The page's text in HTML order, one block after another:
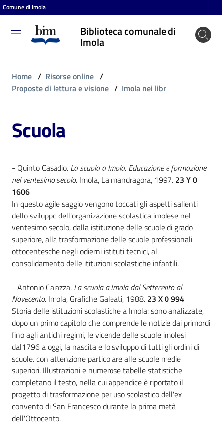
Vai al contenuto
Vai alla navigazione
Vai al footer
Comune di Imola
Biblioteca comunale di
Imola
Biblioteca
comunale
puoi
fare
Scopri
i
contenuti
online
Casa
Piani
Archivio
storico
Home / Risorse online /
Proposte di lettura e visione / Imola nei libri
Scuola
- Quinto Casadio. La scuola a Imola. Educazione e formazione
nel ventesimo secolo. Imola, La mandragora, 1997. 23 Y 0
1606
In questo agile saggio vengono toccati gli aspetti salienti
dello sviluppo dell'organizazione scolastica imolese nel
ventesimo secolo, dalla istituzione delle scuole di grado
superiore, alla trasformazione delle scuole professionali
ottocentesche negli odierni istituti tecnici, al
consolidamento delle itituzioni scolastiche infantili.
- Antonio Caiazza. La scuola a Imola dal Settecento al
Novecento. Imola, Grafiche Galeati, 1988. 23 X 0 994
Storia delle istituzioni scolastiche a Imola: sono analizzate,
dopo un primo capitolo che comprende le notizie dai primordi
fino agli antichi regimi, le vicende delle scuole imolesi
dal1796 a oggi, la nascita e lo sviluppo di tutti gli ordini di
scuole, con attenzione particolare alle scuole medie
superiori. Illustrazioni e numerose tabelle statistiche
completano il testo, nella cui appendice è riportato il
progetto di trasformazione per uso scolastico dell'ex
convento di San Francesco durante la prima metà
dell'Ottocento.